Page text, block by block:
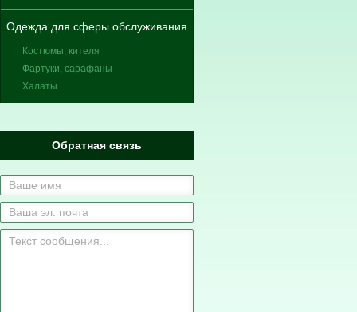
Одежда для сферы обслуживания
Костюмы, кителя
Фартуки, сарафаны
Халаты
Обратная связь